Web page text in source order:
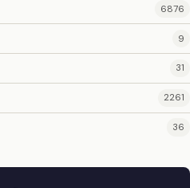
6876
9
31
2261
36